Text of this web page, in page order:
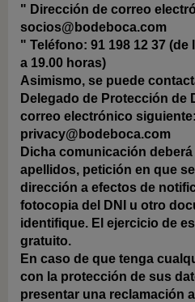
" Dirección de correo
socios@bodeboca.com
" Teléfono: 91 198 12 37
a 19.00 horas)
Asimismo, se puede
Delegado de Protección de
correo electrónico siguiente:
privacy@bodeboca.com
Dicha comunicación
apellidos, petición en que
dirección a efectos de
fotocopia del DNI u otro
identifique. El ejercicio de
gratuito.
En caso de que tenga
con la protección de sus
presentar una reclamación